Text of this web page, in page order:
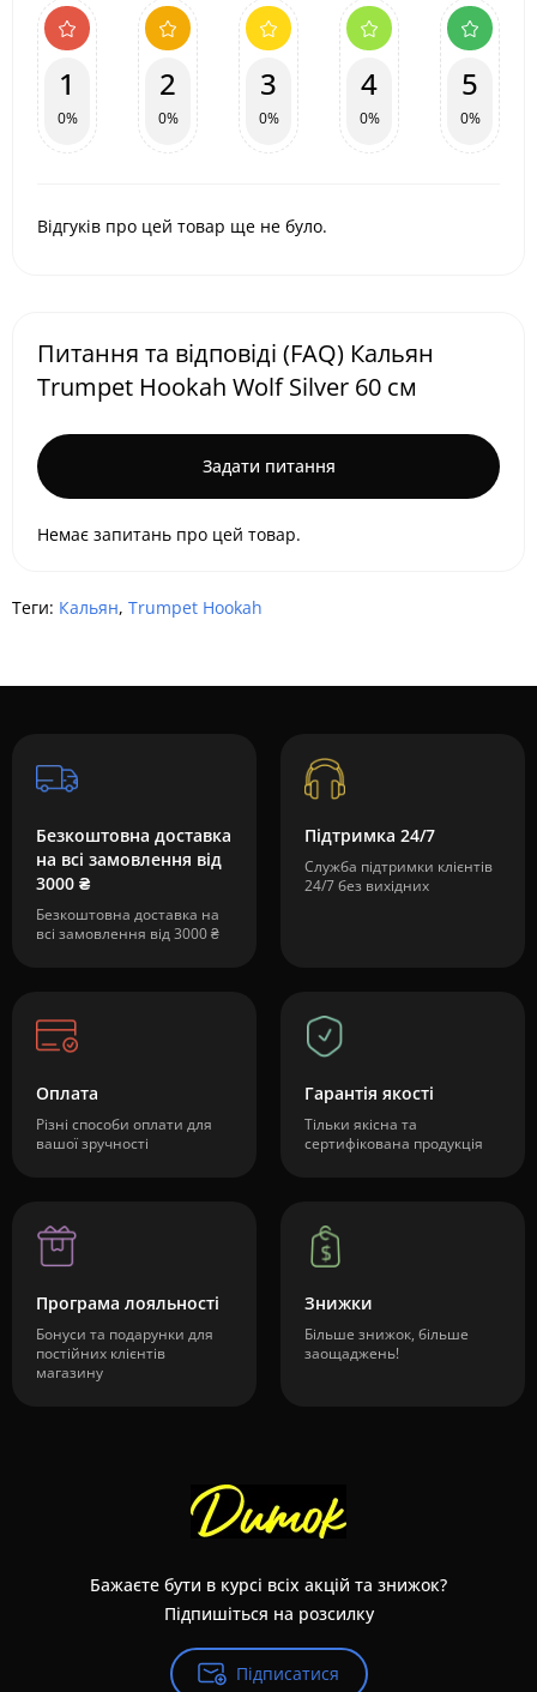
1
0%
2
0%
3
0%
4
0%
5
0%
Відгуків про цей товар ще не було.
Питання та відповіді (FAQ) Кальян
Trumpet Hookah Wolf Silver 60 см
Задати питання
Немає запитань про цей товар.
Теги: Кальян, Trumpet Hookah
Безкоштовна доставка
на всі замовлення від
3000 ₴
Безкоштовна доставка на
всі замовлення від 3000 ₴
Підтримка 24/7
Служба підтримки клієнтів
24/7 без вихідних
Оплата
Різні способи оплати для
вашої зручності
Гарантія якості
Тільки якісна та
сертифікована продукція
Програма лояльності
Бонуси та подарунки для
постійних клієнтів
магазину
Знижки
Більше знижок, більше
заощаджень!
Бажаєте бути в курсі всіх акцій та знижок?
Підпишіться на розсилку
Підписатися